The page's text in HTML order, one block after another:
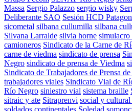
Massa Sergio Palazzo sergio wisky
Deliberante SAO Sesión HCD
sicometal silbana cullumilla silbana
Silvana Larralde silvia horne simulacro
camioneros Sindicato de la Carne de
carne de viedma sindicato de prensa
Negro sindicato de prensa de Viedma
Sindicato de Trabajadores de Prensa
trabajadores viales Sindicato Vial de
Río Negro siniestro vial sistema braille
sitraic y ate Sitraprenvi social y
soldados continentales Soledad